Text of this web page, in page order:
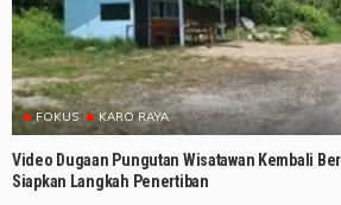
FOKUS KARO RAYA
Video Dugaan Pungutan Wisatawan Kembali
Siapkan Langkah Penertiban